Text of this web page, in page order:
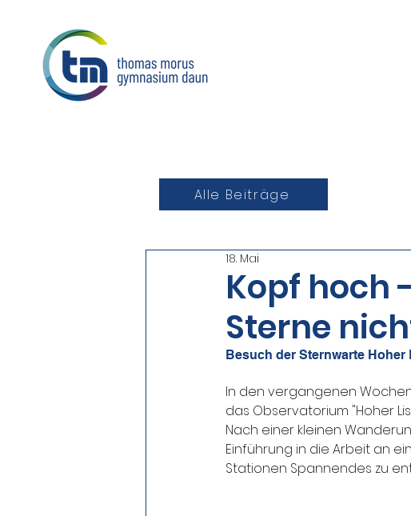
Alle Beiträge
Kopf hoch
Sterne
18. Mai
Besuch der Sternwarte Hoher
In den vergangenen
das Observatorium "Hoher
Nach einer kleinen
Einführung in die Arbeit an
Stationen Spannendes zu